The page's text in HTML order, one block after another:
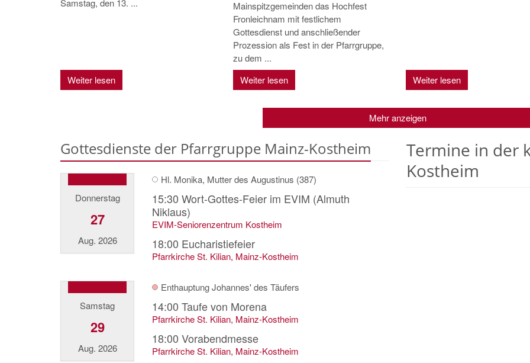
Samstag, den 13. ...
Weiter lesen
Mainspitzgemeinden das Hochfest
Fronleichnam mit festlichem
Gottesdienst und anschließender
Prozession als Fest in der Pfarrgruppe,
zu dem ...
Weiter lesen
Weiter lesen
Mehr anzeigen
Gottesdienste der Pfarrgruppe Mainz-Kostheim
Donnerstag
27
Aug. 2026
Hl. Monika, Mutter des Augustinus (387)
15:30 Wort-Gottes-Feier im EVIM (Almuth
Niklaus)
EVIM-Seniorenzentrum Kostheim
18:00 Eucharistiefeier
Pfarrkirche St. Kilian, Mainz-Kostheim
Samstag
29
Aug. 2026
Enthauptung Johannes' des Täufers
14:00 Taufe von Morena
Pfarrkirche St. Kilian, Mainz-Kostheim
18:00 Vorabendmesse
Pfarrkirche St. Kilian, Mainz-Kostheim
Termine in der
Kostheim